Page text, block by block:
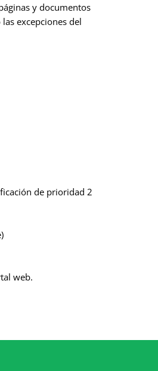
y documentos
excepciones del
de prioridad 2
web.